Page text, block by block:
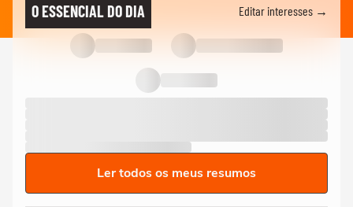
O ESSENCIAL DO DIA Editar interesses →
Ler todos os meus resumos